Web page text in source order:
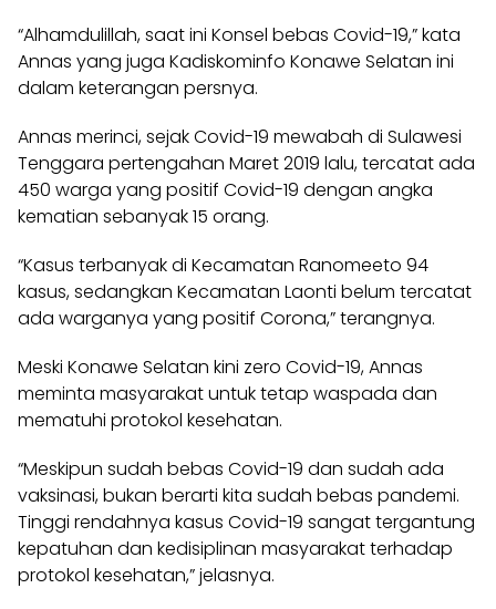
“Alhamdulillah, saat ini Konsel bebas Covid-19,” kata
Annas yang juga Kadiskominfo Konawe Selatan ini
dalam keterangan persnya.
Annas merinci, sejak Covid-19 mewabah di Sulawesi
Tenggara pertengahan Maret 2019 lalu, tercatat ada
450 warga yang positif Covid-19 dengan angka
kematian sebanyak 15 orang.
“Kasus terbanyak di Kecamatan Ranomeeto 94
kasus, sedangkan Kecamatan Laonti belum tercatat
ada warganya yang positif Corona,” terangnya.
Meski Konawe Selatan kini zero Covid-19, Annas
meminta masyarakat untuk tetap waspada dan
mematuhi protokol kesehatan.
“Meskipun sudah bebas Covid-19 dan sudah ada
vaksinasi, bukan berarti kita sudah bebas pandemi.
Tinggi rendahnya kasus Covid-19 sangat tergantung
kepatuhan dan kedisiplinan masyarakat terhadap
protokol kesehatan,” jelasnya.